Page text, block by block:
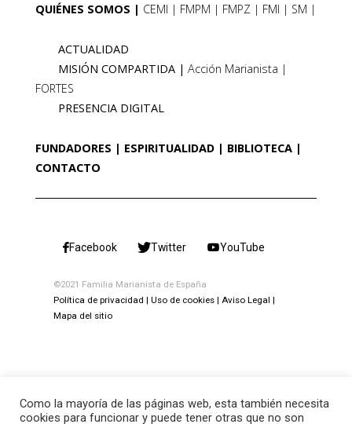
QUIÉNES SOMOS CEMI FMPM FMPZ FMI SM
ACTUALIDAD
MISIÓN COMPARTIDA
Acción Marianista
FORTES
PRESENCIA DIGITAL
FUNDADORES ESPIRITUALIDAD
BIBLIOTECA
CONTACTO
Facebook Twitter YouTube
©2021 Familia Marianista de España
Política de privacidad
Uso de cookies
Aviso Legal
Mapa del sitio
Como la mayoría de las páginas web, esta también necesita
cookies para funcionar y puede tener otras que no son